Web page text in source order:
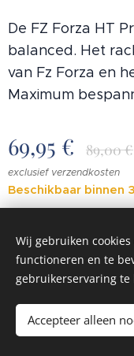
De FZ Forza HT
balanced. Het
van Fz Forza en
Maximum
69,95 € 89,00€
exclusief verzendkosten
Beschikbaar binnen
© 2023
Wij gebruiken
functioneren en te
gebruikerservaring te
Accepteer alleen